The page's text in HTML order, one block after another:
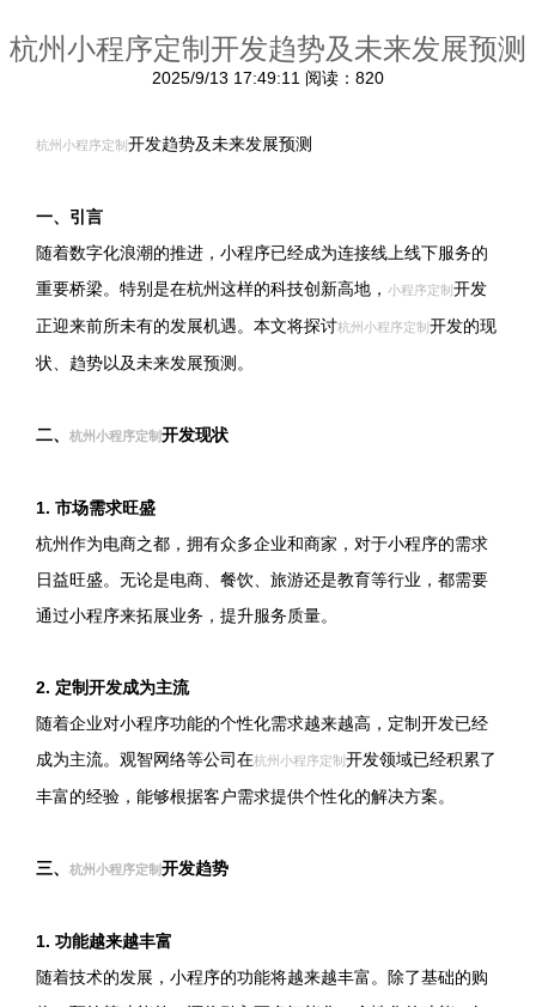
杭州小程序定制开发趋势及未来发展预测
2025/9/13 17:49:11 阅读：820
杭州小程序定制 开发趋势及未来发展预测
一、引言
随着数字化浪潮的推进，小程序已经成为连接线上线下服务的
重要桥梁。特别是在杭州这样的科技创新高地， 小程序定制 开发
正迎来前所未有的发展机遇。本文将探讨杭州小程序定制 开发的现
状、趋势以及未来发展预测。
二、 杭州小程序定制开发现状
1. 市场需求旺盛
杭州作为电商之都，拥有众多企业和商家，对于小程序的需求
日益旺盛。无论是电商、餐饮、旅游还是教育等行业，都需要
通过小程序来拓展业务，提升服务质量。
2. 定制开发成为主流
随着企业对小程序功能的个性化需求越来越高，定制开发已经
成为主流。观智网络等公司在杭州小程序定制 开发领域已经积累了
丰富的经验，能够根据客户需求提供个性化的解决方案。
三、 杭州小程序定制开发趋势
1. 功能越来越丰富
随着技术的发展，小程序的功能将越来越丰富。除了基础的购